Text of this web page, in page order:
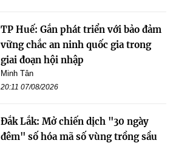
TP Huế: Gắn phát triển với bảo đảm
vững chắc an ninh quốc gia trong
giai đoạn hội nhập
Minh Tân
20:11 07/08/2026
Đắk Lắk: Mở chiến dịch "30 ngày
đêm" số hóa mã số vùng trồng sầu